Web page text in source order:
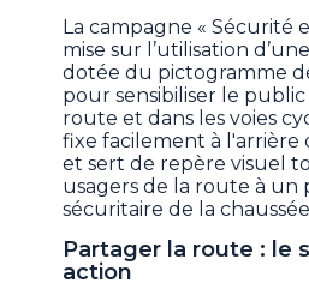
La campagne « Sécurité
mise sur l’utilisation
dotée du pictogramme
pour sensibiliser le
route et dans les voies
fixe facilement à l'arrière
et sert de repère visuel
usagers de la route à un
sécuritaire de la
Partager la route : le
action